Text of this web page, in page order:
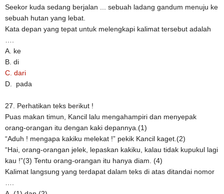
Seekor kuda sedang berjalan ... sebuah ladang gandum menuju ke
sebuah hutan yang lebat.
Kata depan yang tepat untuk melengkapi kalimat tersebut adalah
A. ke
B. di
C. dari
D. pada
27. Perhatikan teks berikut !
Puas makan timun, Kancil lalu mengahampiri dan menyepak
orang-orangan itu dengan kaki depannya.(1)
“Aduh ! mengapa kakiku melekat !” pekik Kancil kaget.(2)
“Hai, orang-orangan jelek, lepaskan kakiku, kalau tidak kupukul lagi
kau !”(3) Tentu orang-orangan itu hanya diam. (4)
Kalimat langsung yang terdapat dalam teks di atas ditandai nomor